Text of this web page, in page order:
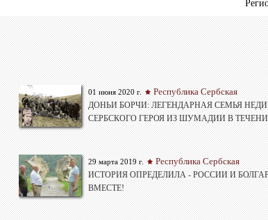
01 июня 2020 г. Республика Сербская
ДОНЬИ БОРЧИ: ЛЕГЕНДАРНАЯ СЕМЬЯ
СЕРБСКОГО ГЕРОЯ ИЗ ШУМАДИИ В
29 марта 2019 г. Республика Сербская
ИСТОРИЯ ОПРЕДЕЛИЛА - РОССИИ И
ВМЕСТЕ!